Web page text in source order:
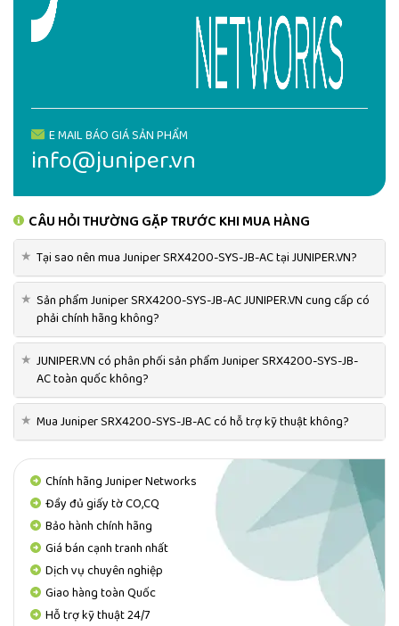
control in Gbps
35
Gbps
15
Connections per second
(CPS)
Maximum security policies
Maximum concurrent
sessions (IPv4 or IPv6)
10 million
Route table size (RIB/FIB)
(IPv4 or IPv6)
2 million / 2 million
Juniper SRX4200-SYS-JB-ACcung cấp khả năng chống lại
các mối đe dọa mạng nâng cao, bảo mật cấp doanh nghiệp và
khả năng quản lý mạng tinh vi.
SẢN PHẨMJUNIPER SRX4200-SYS-JB-ACĐƯỢC PHÂN
PHỐI CHÍNH HÃNG BỞI
JUNIPER.VN - NHÀ PHÂN PHỐI THIẾT BỊ MẠNG JUNIPER
UY TÍN, DANH TIẾNG
JUNIPER.VN phân phốiJuniper SRX4200-SYS-JB-AC
chính hãng uy tín số 1️⃣ Việt Nam
Email báo giáJuniper SRX4200-SYS-JB-AC
info@juniper.vn
Liên hệ Hotline JUNIPER.VN
0522 388 688 - 0568 388
688
E MAIL BÁO GIÁ SẢN PHẨM
info@juniper.vn
CÂU HỎI THƯỜNG GẶP TRƯỚC KHI MUA HÀNG
★ Tại sao nên mua Juniper SRX4200-SYS-JB-AC tại JUNIPER.VN?
★ Sản phẩm Juniper SRX4200-SYS-JB-AC JUNIPER.VN cung cấp có
phải chính hãng không?
★ JUNIPER.VN có phân phối sản phẩm Juniper SRX4200-SYS-JB-
AC toàn quốc không?
★ Mua Juniper SRX4200-SYS-JB-AC có hỗ trợ kỹ thuật không?
Chính hãng Juniper Networks
Đầy đủ giấy tờ CO,CQ
Bảo hành chính hãng
Giá bán cạnh tranh nhất
Dịch vụ chuyên nghiệp
Giao hàng toàn Quốc
Hỗ trợ kỹ thuật 24/7